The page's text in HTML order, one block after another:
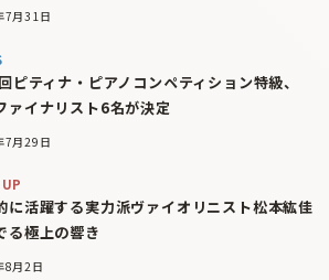
7月31日
ピティナ・ピアノコンペティション特級、
ァイナリスト6名が決定
7月29日
に活躍する実力派ヴァイオリニスト松本紘佳
る極上の響き
8月2日